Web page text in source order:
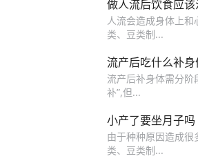
做人流后饮食应
人流会造成身体上
类、豆类制...
流产后吃什么补
流产后补身体需分
补”,但...
小产了要坐月子吗
由于种种原因造成
类、豆类制...